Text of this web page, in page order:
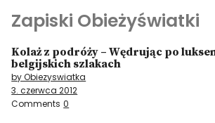
Zapiski Obieżyświatki
Podróże
Kultura i sztuka
Kolaż z podróży – Wędrując po
belgijskich szlakach
by Obiezyswiatka
3. czerwca 2012
Comments 0